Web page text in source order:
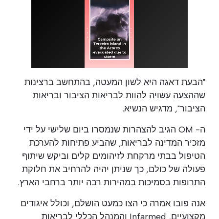
"הבעת דאגה היא לשון המעטה, בהתחשב ברצינות
שההצעה עשויה להוות לבריאות הציבור ובריאות
הציבור", מדגיש הנשיא.
ה- OM הגיב להצהרות שנמסרו ביום שלישי על ידי
מזכיר המדינה לבריאות, שהביע פתיחות להערכת
הטיפול בבתי מרקחת לזיהומים קלים וביקש שיתוף
פעולה של כולם, כך שניתן יהיה להרחיב את חלוקת
התרופות בסמיכות במהירות רבה יותר ברחבי הארץ.
אנה פובו אמרה כי הצו כמעט הושלם, וכולל איגודים
מקצועיים, Infarmed והמנהל הכללי לבריאות